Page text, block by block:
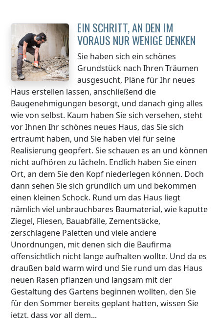
EIN SCHRITT, AN DEN IM
VORAUS NUR WENIGE DENKEN
Sie haben sich ein schönes
Grundstück nach Ihren Träumen
ausgesucht, Pläne für Ihr neues
Haus erstellen lassen, anschließend die
Baugenehmigungen besorgt, und danach ging alles
wie von selbst. Kaum haben Sie sich versehen, steht
vor Ihnen Ihr schönes neues Haus, das Sie sich
erträumt haben, und Sie haben viel für seine
Realisierung geopfert. Sie schauen es an und können
nicht aufhören zu lächeln. Endlich haben Sie einen
Ort, an dem Sie den Kopf niederlegen können. Doch
dann sehen Sie sich gründlich um und bekommen
einen kleinen Schock. Rund um das Haus liegt
nämlich viel unbrauchbares Baumaterial, wie kaputte
Ziegel, Fliesen, Bauabfälle, Zementsäcke,
zerschlagene Paletten und viele andere
Unordnungen, mit denen sich die Baufirma
offensichtlich nicht lange aufhalten wollte. Und da es
draußen bald warm wird und Sie rund um das Haus
neuen Rasen pflanzen und langsam mit der
Gestaltung des Gartens beginnen wollten, den Sie
für den Sommer bereits geplant hatten, wissen Sie
jetzt, dass vor all dem...